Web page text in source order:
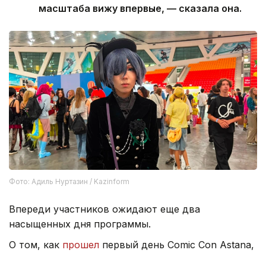
масштаба вижу впервые, — сказала она.
Фото: Адиль Нуртазин / Kazinform
Впереди участников ожидают еще два
насыщенных дня программы.
О том, как прошел первый день Comic Con Astana,